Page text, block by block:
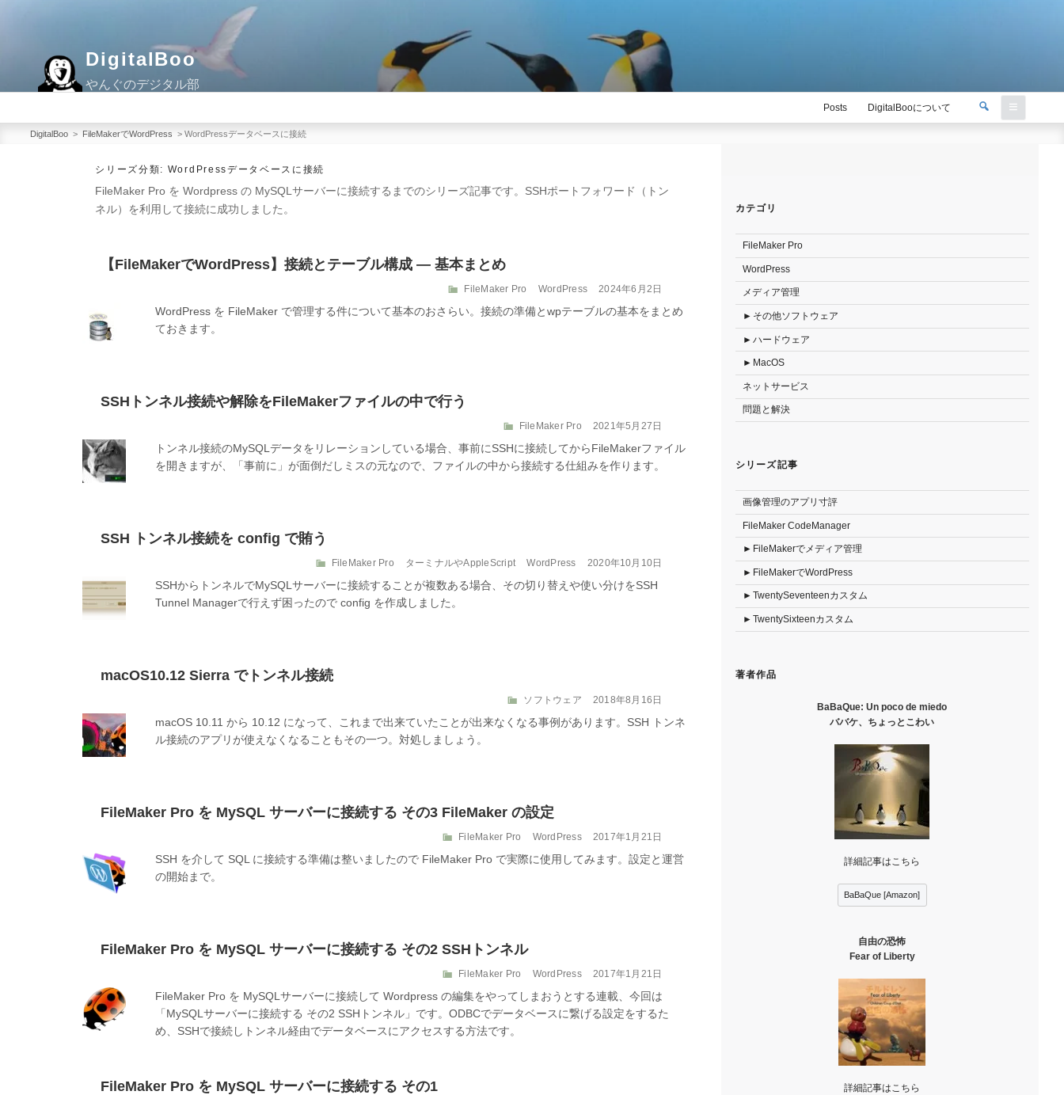
ツ
DigitalBoo
やんぐのデジタル部
Posts
DigitalBooについて
検
検
索
DigitalBoo > FileMakerでWordPress > WordPressデータベースに接続
シリーズ分類: WordPressデータベースに接続
FileMaker Pro を Wordpress の MySQLサーバーに接続するまでのシリーズ記事です。SSHポートフォワード（トン
ネル）を利用して接続に成功しました。
【FileMakerでWordPress】接続とテーブル構成 — 基本まとめ
カ
ゴ
FileMaker Pro WordPress
投
日:
2024年6月2日
WordPress を FileMaker で管理する件について基本のおさらい。接続の準備とwpテーブルの基本をまとめ
ておきます。
SSHトンネル接続や解除をFileMakerファイルの中で行う
カ
ゴ
リ
FileMaker Pro
投
日:
2021年5月27日
トンネル接続のMySQLデータをリレーションしている場合、事前にSSHに接続してからFileMakerファイル
を開きますが、「事前に」が面倒だしミスの元なので、ファイルの中から接続する仕組みを作ります。
SSH トンネル接続を config で賄う
カ
リ
FileMaker Pro ターミナルやAppleScript WordPress
投
日:
2020年10月10日
SSHからトンネルでMySQLサーバーに接続することが複数ある場合、その切り替えや使い分けをSSH
Tunnel Managerで行えず困ったので config を作成しました。
macOS10.12 Sierra でトンネル接続
カ
ゴ
ソフトウェア
投
日:
2018年8月16日
macOS 10.11 から 10.12 になって、これまで出来ていたことが出来なくなる事例があります。SSH トンネ
ル接続のアプリが使えなくなることもその一つ。対処しましょう。
FileMaker Pro を MySQL サーバーに接続する その3 FileMaker の設定
カ
ゴ
FileMaker Pro WordPress
投
日:
2017年1月21日
SSH を介して SQL に接続する準備は整いましたので FileMaker Pro で実際に使用してみます。設定と運営
の開始まで。
FileMaker Pro を MySQL サーバーに接続する その2 SSHトンネル
カ
ゴ
リ
ー
FileMaker Pro WordPress
投
日:
2017年1月21日
FileMaker Pro を MySQLサーバーに接続して Wordpress の編集をやってしまおうとする連載、今回は
「MySQLサーバーに接続する その2 SSHトンネル」です。ODBCでデータベースに繋げる設定をするた
め、SSHで接続しトンネル経由でデータベースにアクセスする方法です。
FileMaker Pro を MySQL サーバーに接続する その1
カテゴリ
FileMaker Pro
WordPress
メディア管理
その他ソフトウェア
ハードウェア
MacOS
ネットサービス
問題と解決
シリーズ記事
画像管理のアプリ寸評
FileMaker CodeManager
FileMakerでメディア管理
FileMakerでWordPress
TwentySeventeenカスタム
TwentySixteenカスタム
著者作品
BaBaQue: Un poco de miedo
ババケ、ちょっとこわい
詳細記事はこちら
BaBaQue [Amazon]
自由の恐怖
Fear of Liberty
詳細記事はこちら